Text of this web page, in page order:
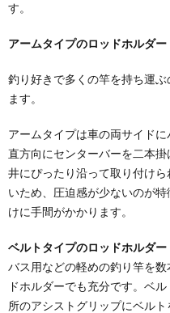
す。
アームタイプのロッドホルダー
釣り好きで多くの竿を持ち運
ます。
アームタイプは車の両サイド
直方向にセンターバーを二本
井にぴったり沿って取り付け
いため、圧迫感が少ないのが
けに手間がかかります。
ベルトタイプのロッドホルダー
バス用などの軽めの釣り竿を
ドホルダーでも充分です。ベ
所のアシストグリップにベルト